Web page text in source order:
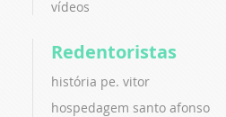
vídeos
Redentoristas
história pe. vitor
hospedagem santo afonso